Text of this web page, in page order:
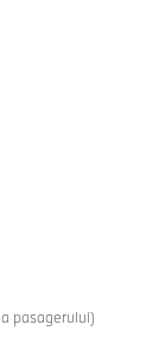
pasagerului)